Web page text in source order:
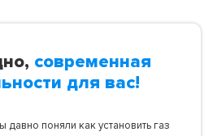
современная
для вас!
поняли как установить газ